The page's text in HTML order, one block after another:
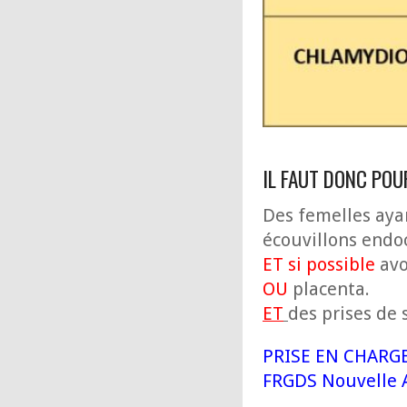
IL FAUT DONC
Des femelles
écouvillons
ET si possible
OU placenta.
ET des prises de
PRISE EN
FRGDS